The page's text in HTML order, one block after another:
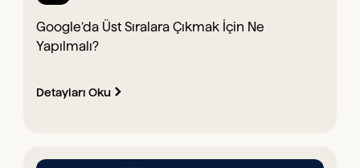
Google’da Üst Sıralara Çıkmak İçin Ne
Yapılmalı?
Detayları Oku